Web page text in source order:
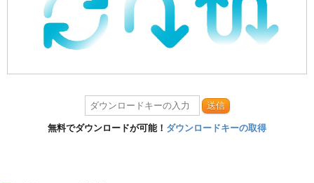
送信
無料でダウンロードが可能！ ダウンロードキーの取得